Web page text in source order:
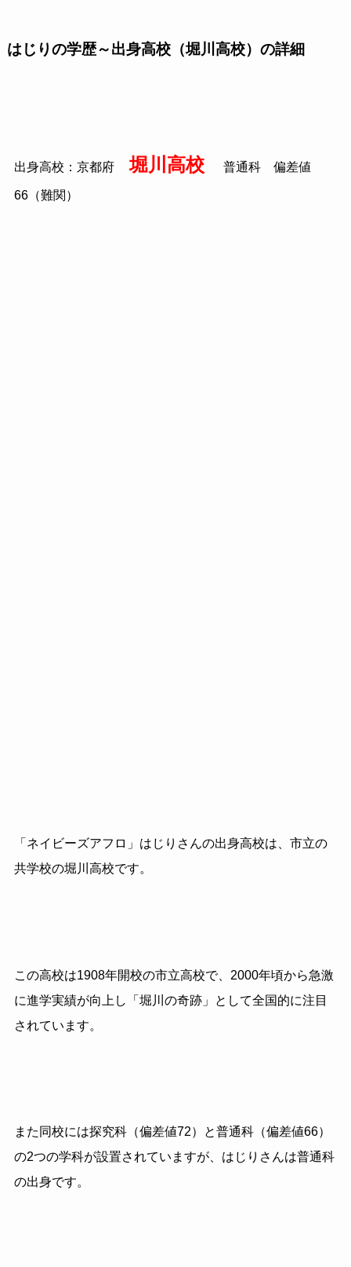
はじりの学歴～出身高校（堀川高校）の詳細
出身高校：京都府 堀川高校 普通科 偏差値
66（難関）
「ネイビーズアフロ」はじりさんの出身高校は、市立の
共学校の堀川高校です。
この高校は1908年開校の市立高校で、2000年頃から急激
に進学実績が向上し「堀川の奇跡」として全国的に注目
されています。
また同校には探究科（偏差値72）と普通科（偏差値66）
の2つの学科が設置されていますが、はじりさんは普通科
の出身です。